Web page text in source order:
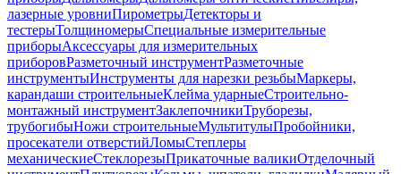
лазерные уровниПирометрыДетекторы и
тестерыТолщиномерыСпециальные измерительные
приборыАксессуары для измерительных
приборовРазметочный инструментРазметочные
инструментыИнструменты для нарезки резьбыМаркеры,
карандаши строительныеКлейма ударныеСтроительно-
монтажный инструментЗаклепочникиТруборезы,
трубогибыНожи строительныеМультитулыПробойники,
просекатели отверстийЛомыСтеплеры
механическиеСтеклорезыПрикаточные валикиОтделочный